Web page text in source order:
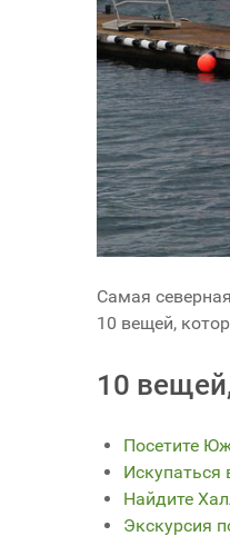
Самая
10 вещей,
10
Посетите
Искупаться
Найдите
Экскурсия